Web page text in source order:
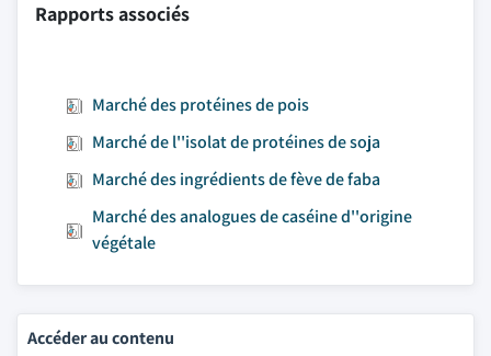
Rapports associés
Marché des protéines de pois
Marché de l''isolat de protéines de soja
Marché des ingrédients de fève de faba
Marché des analogues de caséine d''origine
végétale
Accéder au contenu